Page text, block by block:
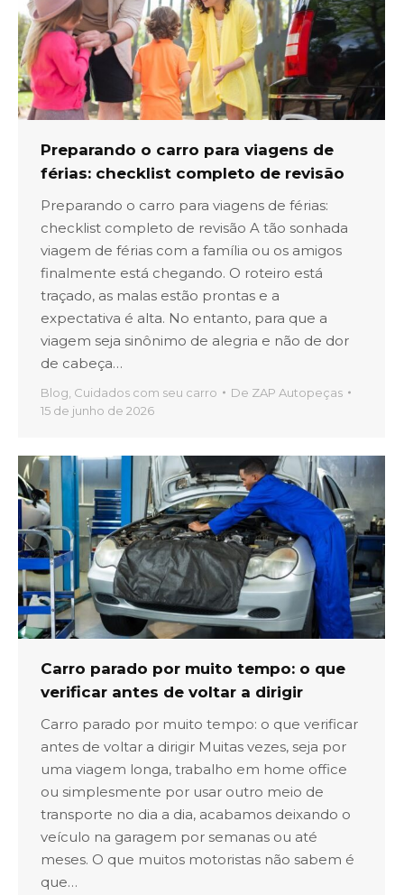
Preparando o carro para viagens de
férias: checklist completo de revisão
Preparando o carro para viagens de férias:
checklist completo de revisão A tão sonhada
viagem de férias com a família ou os amigos
finalmente está chegando. O roteiro está
traçado, as malas estão prontas e a
expectativa é alta. No entanto, para que a
viagem seja sinônimo de alegria e não de dor
de cabeça…
Blog Cuidados com seu carro De ZAP Autopeças
15 de junho de 2026
Carro parado por muito tempo: o que
verificar antes de voltar a dirigir
Carro parado por muito tempo: o que verificar
antes de voltar a dirigir Muitas vezes, seja por
uma viagem longa, trabalho em home office
ou simplesmente por usar outro meio de
transporte no dia a dia, acabamos deixando o
veículo na garagem por semanas ou até
meses. O que muitos motoristas não sabem é
que…